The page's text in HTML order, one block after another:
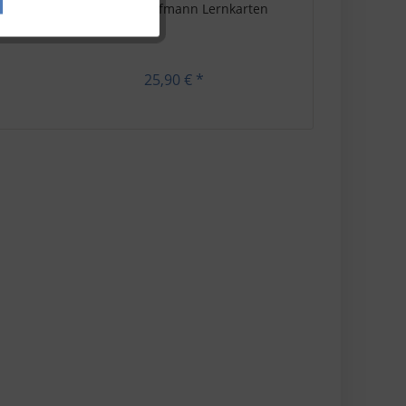
-
IT Systemkaufmann Lernkarten
25,90 € *